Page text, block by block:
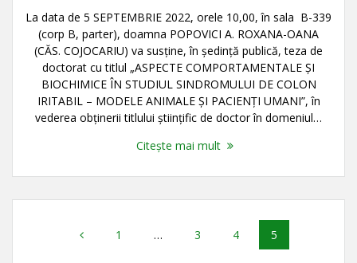
La data de 5 SEPTEMBRIE 2022, orele 10,00, în sala B-339
(corp B, parter), doamna POPOVICI A. ROXANA-OANA
(CĂS. COJOCARIU) va susţine, în şedinţă publică, teza de
doctorat cu titlul „ASPECTE COMPORTAMENTALE ŞI
BIOCHIMICE ÎN STUDIUL SINDROMULUI DE COLON
IRITABIL – MODELE ANIMALE ŞI PACIENŢI UMANI”, în
vederea obţinerii titlului ştiinţific de doctor în domeniul…
Citește mai mult
Pagină
1 … Pagină
3 Pagină
4 Pagină
5